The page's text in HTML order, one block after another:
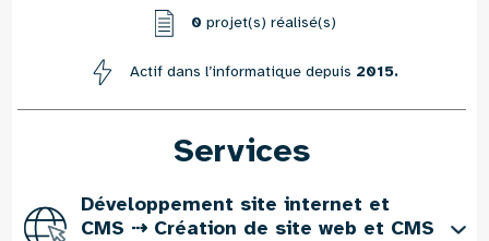
0 projet(s) réalisé(s)
Actif dans l’informatique depuis 2015.
Services
Développement site internet et
CMS ⇢ Création de site web et CMS